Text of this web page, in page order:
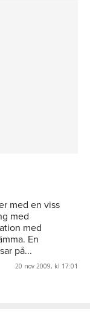
med en viss
med
med
En
på...
20 nov 2009, kl 17:01